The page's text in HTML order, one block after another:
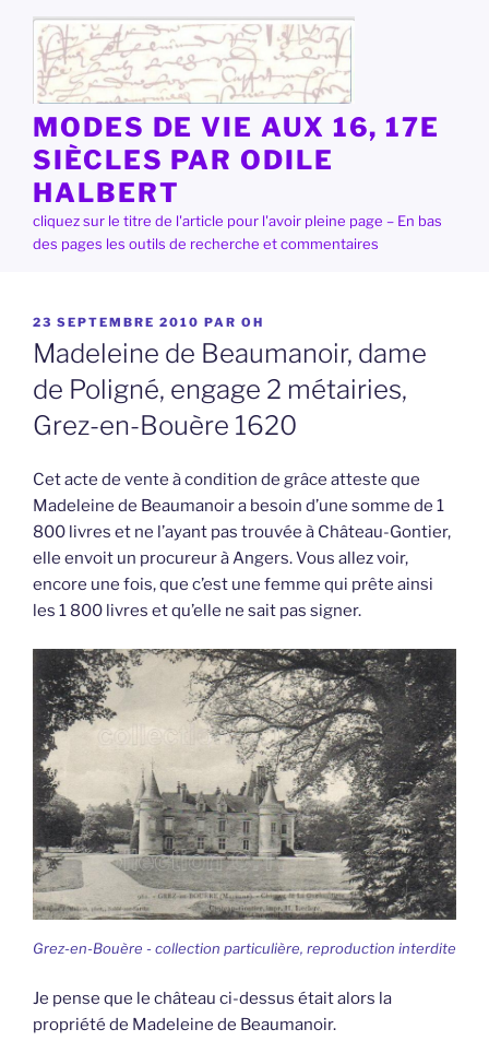
contenu
principal
MODES DE VIE AUX 16, 17E
SIÈCLES PAR ODILE
HALBERT
cliquez sur le titre de l'article pour l'avoir pleine page – En bas
des pages les outils de recherche et commentaires
PUBLIÉ
LE
23 SEPTEMBRE 2010 PAR OH
Madeleine de Beaumanoir, dame
de Poligné, engage 2 métairies,
Grez-en-Bouère 1620
Cet acte de vente à condition de grâce atteste que
Madeleine de Beaumanoir a besoin d’une somme de 1
800 livres et ne l’ayant pas trouvée à Château-Gontier,
elle envoit un procureur à Angers. Vous allez voir,
encore une fois, que c’est une femme qui prête ainsi
les 1 800 livres et qu’elle ne sait pas signer.
Grez-en-Bouère - collection particulière, reproduction interdite
Je pense que le château ci-dessus était alors la
propriété de Madeleine de Beaumanoir.